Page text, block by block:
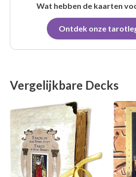
Wat hebben de kaarten
Ontdek onze
Vergelijkbare Decks